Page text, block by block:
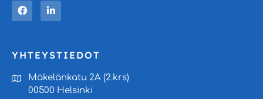
YHTEYSTIEDOT
Mäkelänkatu 2A (2.krs)
00500 Helsinki